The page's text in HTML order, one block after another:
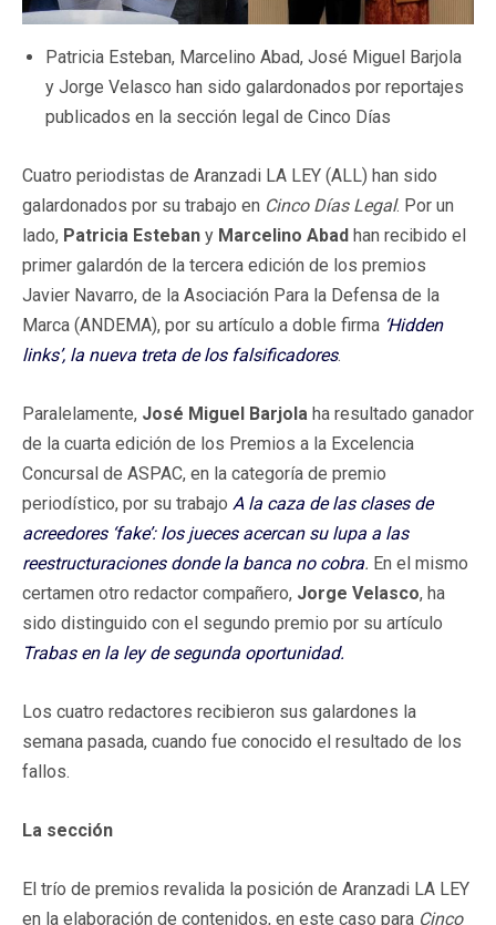
Patricia Esteban, Marcelino Abad, José Miguel Barjola
y Jorge Velasco han sido galardonados por reportajes
publicados en la sección legal de Cinco Días
Cuatro periodistas de Aranzadi LA LEY (ALL) han sido
galardonados por su trabajo en Cinco Días Legal. Por un
lado, Patricia Esteban y Marcelino Abad han recibido el
primer galardón de la tercera edición de los premios
Javier Navarro, de la Asociación Para la Defensa de la
Marca (ANDEMA), por su artículo a doble firma ‘Hidden
links’, la nueva treta de los falsificadores.
Paralelamente, José Miguel Barjola ha resultado ganador
de la cuarta edición de los Premios a la Excelencia
Concursal de ASPAC, en la categoría de premio
periodístico, por su trabajo A la caza de las clases de
acreedores ‘fake’: los jueces acercan su lupa a las
reestructuraciones donde la banca no cobra. En el mismo
certamen otro redactor compañero, Jorge Velasco, ha
sido distinguido con el segundo premio por su artículo
Trabas en la ley de segunda oportunidad.
Los cuatro redactores recibieron sus galardones la
semana pasada, cuando fue conocido el resultado de los
fallos.
La sección
El trío de premios revalida la posición de Aranzadi LA LEY
en la elaboración de contenidos, en este caso para Cinco